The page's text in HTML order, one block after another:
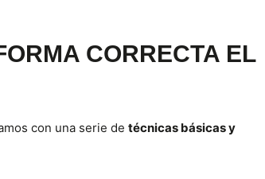
CORRECTA EL
con una serie de técnicas básicas y